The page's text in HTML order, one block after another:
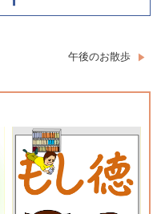
午後のお散歩